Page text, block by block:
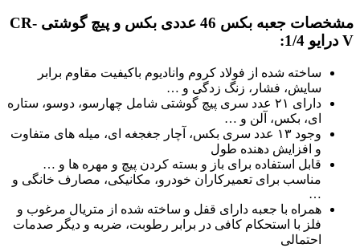
مشخصات جعبه بکس 46 عددی بکس و پیچ گوشتی CR-
V درایو 1/4:
ساخته شده از فولاد کروم وانادیوم باکیفیت مقاوم برابر
سایش، فشار، زنگ زدگی و …
دارای ۲۱ عدد سری پیچ گوشتی شامل چهارسو، دوسو، ستاره
ای، بکس، آلن و …
وجود ۱۳ عدد سری بکس، آچار جغجغه ای، میله های متفاوت
و افزایش دهنده طول
قابل استفاده برای باز و بسته کردن پیچ و مهره ها و …
مناسب برای تعمیرکاران خودرو، مکانیکی، مصارف خانگی و
…
همراه با جعبه دارای قفل و ساخته شده از متریال مرغوب و
فلز با استحکام کافی در برابر رطوبت، ضربه و دیگر صدمات
احتمالی